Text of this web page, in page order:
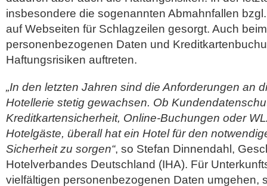
insbesondere die sogenannten Abmahnfallen
auf Webseiten für Schlagzeilen gesorgt. Auch
personenbezogenen Daten und
Haftungsrisiken auftreten.
„In den letzten Jahren sind die Anforderungen an
Hotellerie stetig gewachsen. Ob
Kreditkartensicherheit, Online-Buchungen oder
Hotelgäste, überall hat ein Hotel für den
Sicherheit zu sorgen“, so Stefan Dinnendahl,
Hotelverbandes Deutschland (IHA). Für
vielfältigen personenbezogenen Daten umgehen,